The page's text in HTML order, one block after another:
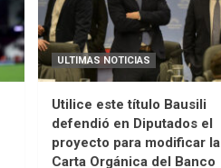
ULTIMAS NOTICIAS
Utilice este título Bausili
defendió en Diputados el
proyecto para modificar la
Carta Orgánica del Banco